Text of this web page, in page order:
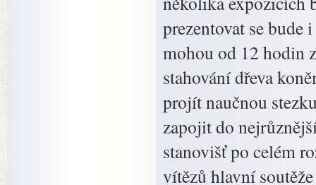
prezentovat se
mohou od 12 hodin
stahování dřeva
projít naučnou
zapojit do
stanovišť po celém
vítězů hlavní